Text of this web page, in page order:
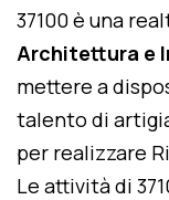
37100 è una
Architettura e
mettere a
talento di
per realizzare
Le attività di